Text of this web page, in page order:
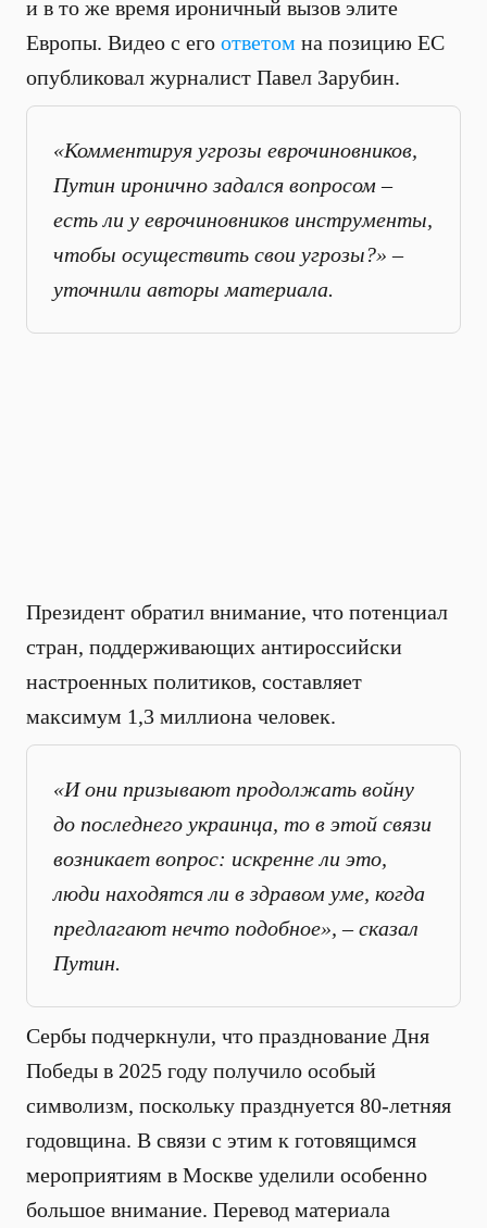
и в то же время ироничный вызов элите
Европы. Видео с его ответом на позицию ЕС
опубликовал журналист Павел Зарубин.
«Комментируя угрозы еврочиновников,
Путин иронично задался вопросом –
есть ли у еврочиновников инструменты,
чтобы осуществить свои угрозы?» –
уточнили авторы материала.
Президент обратил внимание, что потенциал
стран, поддерживающих антироссийски
настроенных политиков, составляет
максимум 1,3 миллиона человек.
«И они призывают продолжать войну
до последнего украинца, то в этой связи
возникает вопрос: искренне ли это,
люди находятся ли в здравом уме, когда
предлагают нечто подобное», – сказал
Путин.
Сербы подчеркнули, что празднование Дня
Победы в 2025 году получило особый
символизм, поскольку празднуется 80-летняя
годовщина. В связи с этим к готовящимся
мероприятиям в Москве уделили особенно
большое внимание. Перевод материала